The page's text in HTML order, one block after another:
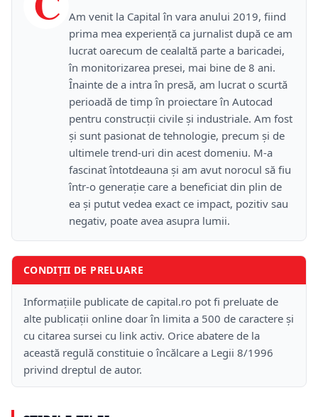
Am venit la Capital în vara anului 2019, fiind
prima mea experiență ca jurnalist după ce am
lucrat oarecum de cealaltă parte a baricadei,
în monitorizarea presei, mai bine de 8 ani.
Înainte de a intra în presă, am lucrat o scurtă
perioadă de timp în proiectare în Autocad
pentru construcții civile și industriale. Am fost
și sunt pasionat de tehnologie, precum și de
ultimele trend-uri din acest domeniu. M-a
fascinat întotdeauna și am avut norocul să fiu
într-o generație care a beneficiat din plin de
ea și putut vedea exact ce impact, pozitiv sau
negativ, poate avea asupra lumii.
CONDIȚII DE PRELUARE
Informațiile publicate de capital.ro pot fi preluate de
alte publicații online doar în limita a 500 de caractere și
cu citarea sursei cu link activ. Orice abatere de la
această regulă constituie o încălcare a Legii 8/1996
privind dreptul de autor.